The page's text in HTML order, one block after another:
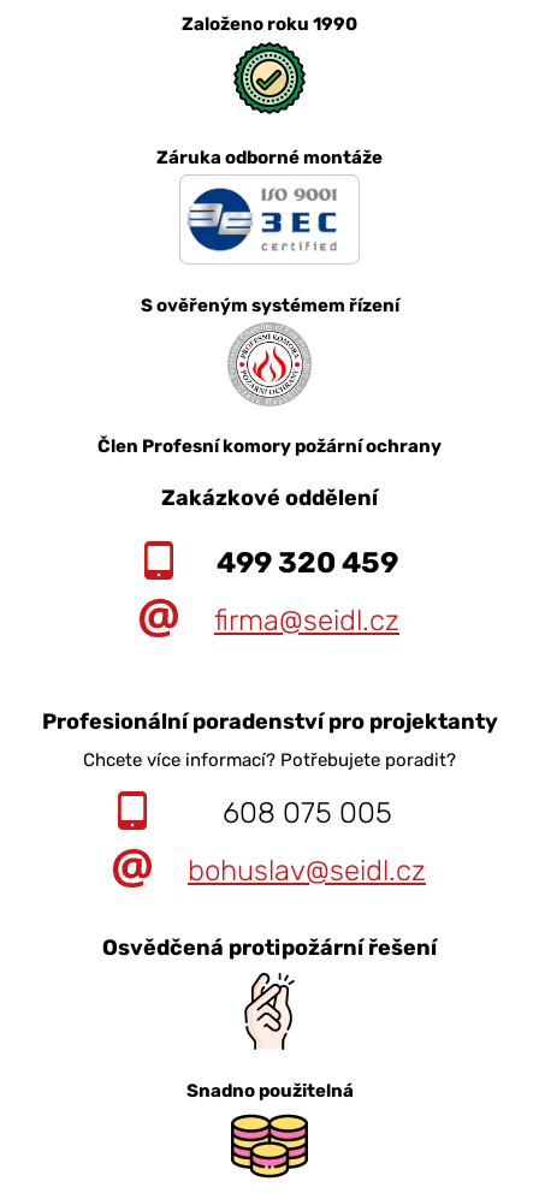
Založeno roku 1990
Záruka odborné montáže
S ověřeným systémem řízení
Člen Profesní komory požární ochrany
Zakázkové oddělení
499 320 459
firma@seidl.cz
Profesionální poradenství pro projektanty
Chcete více informací? Potřebujete poradit?
608 075 005
bohuslav@seidl.cz
Osvědčená protipožární řešení
Snadno použitelná